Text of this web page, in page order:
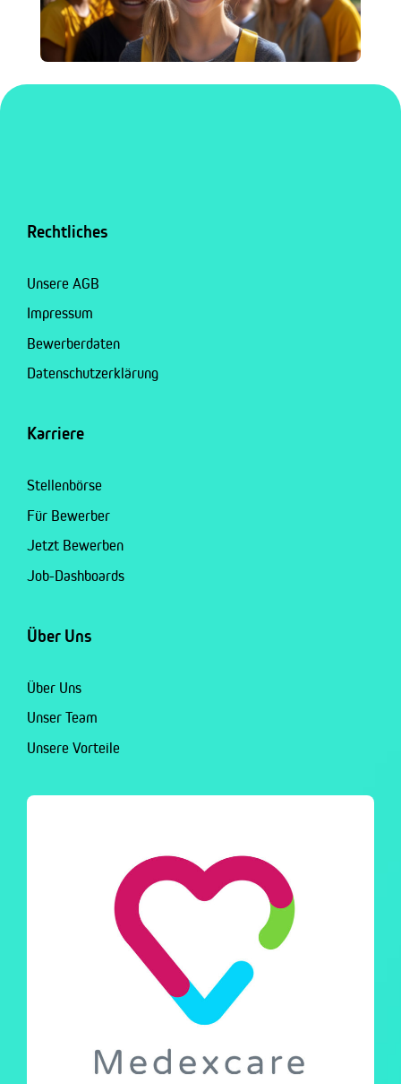
Rechtliches
Unsere AGB
Impressum
Bewerberdaten
Datenschutzerklärung
Karriere
Stellenbörse
Für Bewerber
Jetzt Bewerben
Job-Dashboards
Über Uns
Über Uns
Unser Team
Unsere Vorteile